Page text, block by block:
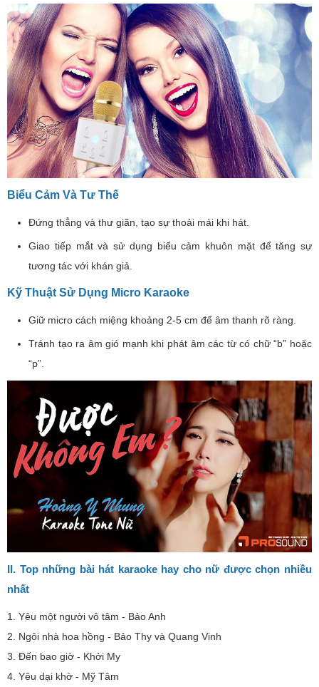
Biểu Cảm Và Tư Thế
Đứng thẳng và thư giãn, tạo sự thoải mái khi hát.
Giao tiếp mắt và sử dụng biểu cảm khuôn mặt để tăng sự
tương tác với khán giả.
Kỹ Thuật Sử Dụng Micro Karaoke
Giữ micro cách miệng khoảng 2-5 cm để âm thanh rõ ràng.
Tránh tạo ra âm gió mạnh khi phát âm các từ có chữ “b” hoặc
“p”.
II. Top những bài hát karaoke hay cho nữ được chọn nhiều
nhất
1. Yêu một người vô tâm - Bảo Anh
2. Ngôi nhà hoa hồng - Bảo Thy và Quang Vinh
3. Đến bao giờ - Khởi My
4. Yêu dại khờ - Mỹ Tâm